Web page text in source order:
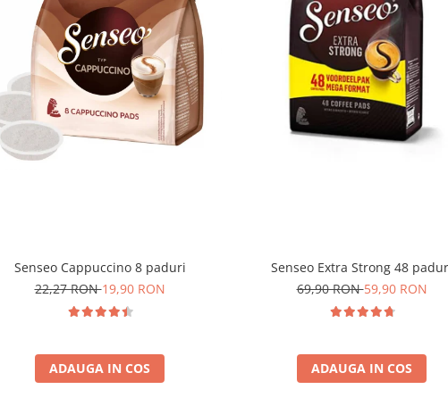
Senseo Cappuccino 8 paduri
22,27 RON19,90 RON
ADAUGA IN COS
Senseo Extra Strong 48
69,90 RON59,90 RON
ADAUGA IN COS